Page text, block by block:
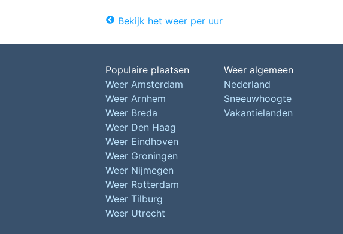
Bekijk het weer per uur
Populaire plaatsen
Weer Amsterdam
Weer Arnhem
Weer Breda
Weer Den Haag
Weer Eindhoven
Weer Groningen
Weer Nijmegen
Weer Rotterdam
Weer Tilburg
Weer Utrecht
Weer algemeen
Nederland
Sneeuwhoogte
Vakantielanden